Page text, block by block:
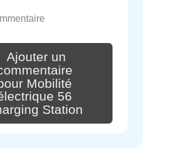
Ajouter un
Mobilité
56
Station